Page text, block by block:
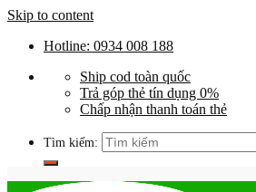
Skip to content
Hotline: 0934 008 188
Ship cod toàn quốc
Trả góp thẻ tín dụng 0%
Chấp nhận thanh toán thẻ
Tìm kiếm: